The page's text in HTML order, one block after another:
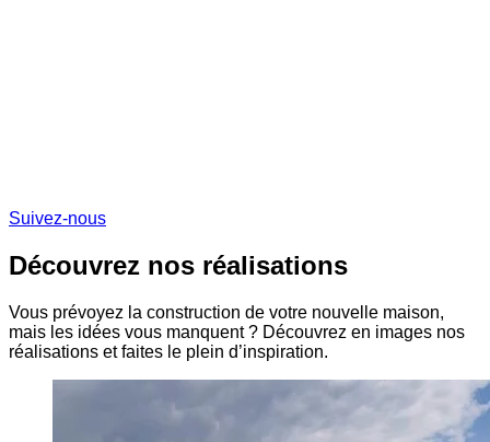
Suivez-nous
Découvrez nos réalisations
Vous prévoyez la construction de votre nouvelle maison,
mais les idées vous manquent ? Découvrez en images nos
réalisations et faites le plein d’inspiration.